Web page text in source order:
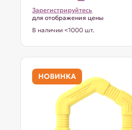
Зарегистрируйтесь
для отображения цены
В наличии <1000 шт.
НОВИНКА